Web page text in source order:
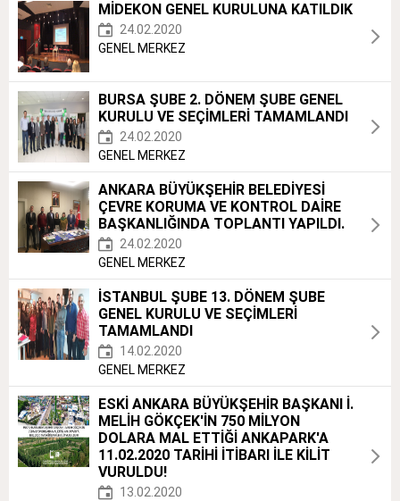
MİDEKON GENEL KURULUNA KATILDIK
24.02.2020
GENEL MERKEZ
BURSA ŞUBE 2. DÖNEM ŞUBE GENEL
KURULU VE SEÇİMLERİ TAMAMLANDI
24.02.2020
GENEL MERKEZ
ANKARA BÜYÜKŞEHİR BELEDİYESİ
ÇEVRE KORUMA VE KONTROL DAİRE
BAŞKANLIĞINDA TOPLANTI YAPILDI.
24.02.2020
GENEL MERKEZ
İSTANBUL ŞUBE 13. DÖNEM ŞUBE
GENEL KURULU VE SEÇİMLERİ
TAMAMLANDI
14.02.2020
GENEL MERKEZ
ESKİ ANKARA BÜYÜKŞEHİR BAŞKANI İ.
MELİH GÖKÇEK'İN 750 MİLYON
DOLARA MAL ETTİĞİ ANKAPARK'A
11.02.2020 TARİHİ İTİBARI İLE KİLİT
VURULDU!
13.02.2020